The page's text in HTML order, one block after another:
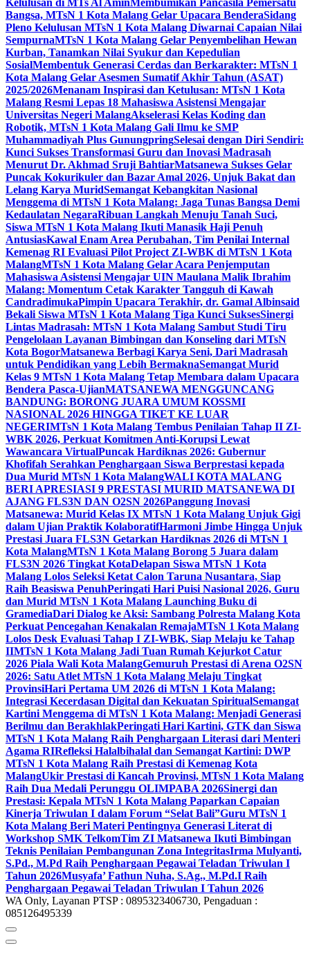
Kelulusan di MTs Al Amin Membumikan Pancasila Pemersatu
Bangsa, MTsN 1 Kota Malang Gelar Upacara BenderaSidang
Pleno Kelulusan MTsN 1 Kota Malang Diwarnai Capaian Nilai
SempurnaMTsN 1 Kota Malang Gelar Penyembelihan Hewan
Kurban, Tanamkan Nilai Syukur dan Kepedulian
SosialMembentuk Generasi Cerdas dan Berkarakter: MTsN 1
Kota Malang Gelar Asesmen Sumatif Akhir Tahun (ASAT)
2025/2026Menanam Inspirasi dan Ketulusan: MTsN 1 Kota
Malang Resmi Lepas 18 Mahasiswa Asistensi Mengajar
Universitas Negeri MalangAkselerasi Kelas Koding dan
Robotik, MTsN 1 Kota Malang Gali Ilmu ke SMP
Muhammadiyah Plus GunungpringSelesai dengan Diri Sendiri:
Kunci Sukses Transformasi Guru dan Inovasi Madrasah
Menurut Dr. Akhmad Sruji BahtiarMatsanewa Sukses Gelar
Puncak Kokurikuler dan Bazar Amal 2026, Unjuk Bakat dan
Lelang Karya MuridSemangat Kebangkitan Nasional
Menggema di MTsN 1 Kota Malang: Jaga Tunas Bangsa Demi
Kedaulatan NegaraRibuan Langkah Menuju Tanah Suci,
Siswa MTsN 1 Kota Malang Ikuti Manasik Haji Penuh
AntusiasKawal Enam Area Perubahan, Tim Penilai Internal
Kemenag RI Evaluasi Pilot Project ZI-WBK di MTsN 1 Kota
MalangMTsN 1 Kota Malang Gelar Acara Penjemputan
Mahasiswa Asistensi Mengajar UIN Maulana Malik Ibrahim
Malang: Momentum Cetak Karakter Tangguh di Kawah
CandradimukaPimpin Upacara Terakhir, dr. Gamal Albinsaid
Bekali Siswa MTsN 1 Kota Malang Tiga Kunci SuksesSinergi
Lintas Madrasah: MTsN 1 Kota Malang Sambut Studi Tiru
Pengelolaan Layanan Bimbingan dan Konseling dari MTsN
Kota BogorMatsanewa Berbagi Karya Seni, Dari Madrasah
untuk Pendidikan yang Lebih BermaknaSemangat Murid
Kelas 9 MTsN 1 Kota Malang Tetap Membara dalam Upacara
Bendera Pasca-UjianMATSANEWA MENGGUNCANG
BANDUNG: BORONG JUARA UMUM KOSSMI
NASIONAL 2026 HINGGA TIKET KE LUAR
NEGERIMTsN 1 Kota Malang Tembus Penilaian Tahap II ZI-
WBK 2026, Perkuat Komitmen Anti-Korupsi Lewat
Wawancara VirtualPuncak Hardiknas 2026: Gubernur
Khofifah Serahkan Penghargaan Siswa Berprestasi kepada
Dua Murid MTsN 1 Kota MalangWALI KOTA MALANG
BERI APRESIASI 9 PRESTASI MURID MATSANEWA DI
AJANG FLS3N DAN O2SN 2026Panggung Inovasi
Matsanewa: Murid Kelas IX MTsN 1 Kota Malang Unjuk Gigi
dalam Ujian Praktik KolaboratifHarmoni Jimbe Hingga Unjuk
Prestasi Juara FLS3N Getarkan Hardiknas 2026 di MTsN 1
Kota MalangMTsN 1 Kota Malang Borong 5 Juara dalam
FLS3N 2026 Tingkat KotaDelapan Siswa MTsN 1 Kota
Malang Lolos Seleksi Ketat Calon Taruna Nusantara, Siap
Raih Beasiswa PenuhPeringati Hari Puisi Nasional 2026, Guru
dan Murid MTsN 1 Kota Malang Launching Buku di
GramediaDari Dialog ke Aksi: Sambang Polresta Malang Kota
Perkuat Pencegahan Kenakalan RemajaMTsN 1 Kota Malang
Lolos Desk Evaluasi Tahap I ZI-WBK, Siap Melaju ke Tahap
IIMTsN 1 Kota Malang Jadi Tuan Rumah Kejurkot Catur
2026 Piala Wali Kota MalangGemuruh Prestasi di Arena O2SN
2026: Satu Atlet MTsN 1 Kota Malang Melaju Tingkat
ProvinsiHari Pertama UM 2026 di MTsN 1 Kota Malang:
Integrasi Kecerdasan Digital dan Kekuatan SpiritualSemangat
Kartini Menggema di MTsN 1 Kota Malang: Menjadi Generasi
Berilmu dan BerakhlakPeringati Hari Kartini, GTK dan Siswa
MTsN 1 Kota Malang Raih Penghargaan Literasi dari Menteri
Agama RIRefleksi Halalbihalal dan Semangat Kartini: DWP
MTsN 1 Kota Malang Raih Prestasi di Kemenag Kota
MalangUkir Prestasi di Kancah Provinsi, MTsN 1 Kota Malang
Raih Dua Medali Perunggu OLIMPABA 2026Sinergi dan
Prestasi: Kepala MTsN 1 Kota Malang Paparkan Capaian
Kinerja Triwulan I dalam Forum “Selat Bali”Guru MTsN 1
Kota Malang Beri Materi Pentingnya Generasi Literat di
Workshop SMK TelkomTim ZI Matsanewa Ikuti Bimbingan
Teknis Penilaian Pembangunan Zona IntegritasIrma Mulyanti,
S.Pd., M.Pd Raih Penghargaan Pegawai Teladan Triwulan I
Tahun 2026Musyafa’ Fathun Nuha, S.Ag., M.Pd.I Raih
Penghargaan Pegawai Teladan Triwulan I Tahun 2026
WA Only, Layanan PTSP : 0895323406730, Pengaduan :
085126495339